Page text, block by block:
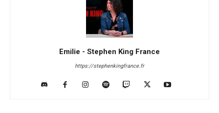
Emilie - Stephen King France
https://stephenkingfrance.fr